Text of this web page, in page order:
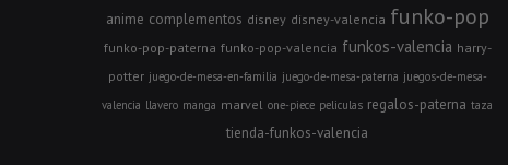
anime complementos disney disney-valencia funko-pop
funko-pop-paterna funko-pop-valencia funkos-valencia harry-
potter juego-de-mesa-en-familia juego-de-mesa-paterna juegos-de-mesa-
valencia llavero manga marvel one-piece peliculas regalos-paterna taza
tienda-funkos-valencia